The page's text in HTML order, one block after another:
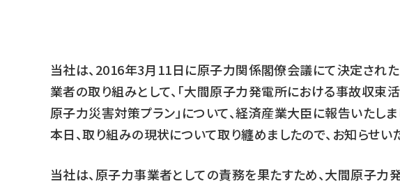
当社は、2016年3月11日に原子力関係閣僚会議にて決定され
業者の取り組みとして、「大間原子力発電所における事故収束
原子力災害対策プラン」について、経済産業大臣に報告いたしま
本日、取り組みの現状について取り纏めましたので、お知らせいた
当社は、原子力事業者としての責務を果たすため、大間原子力